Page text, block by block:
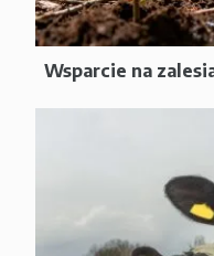
Wsparcie na